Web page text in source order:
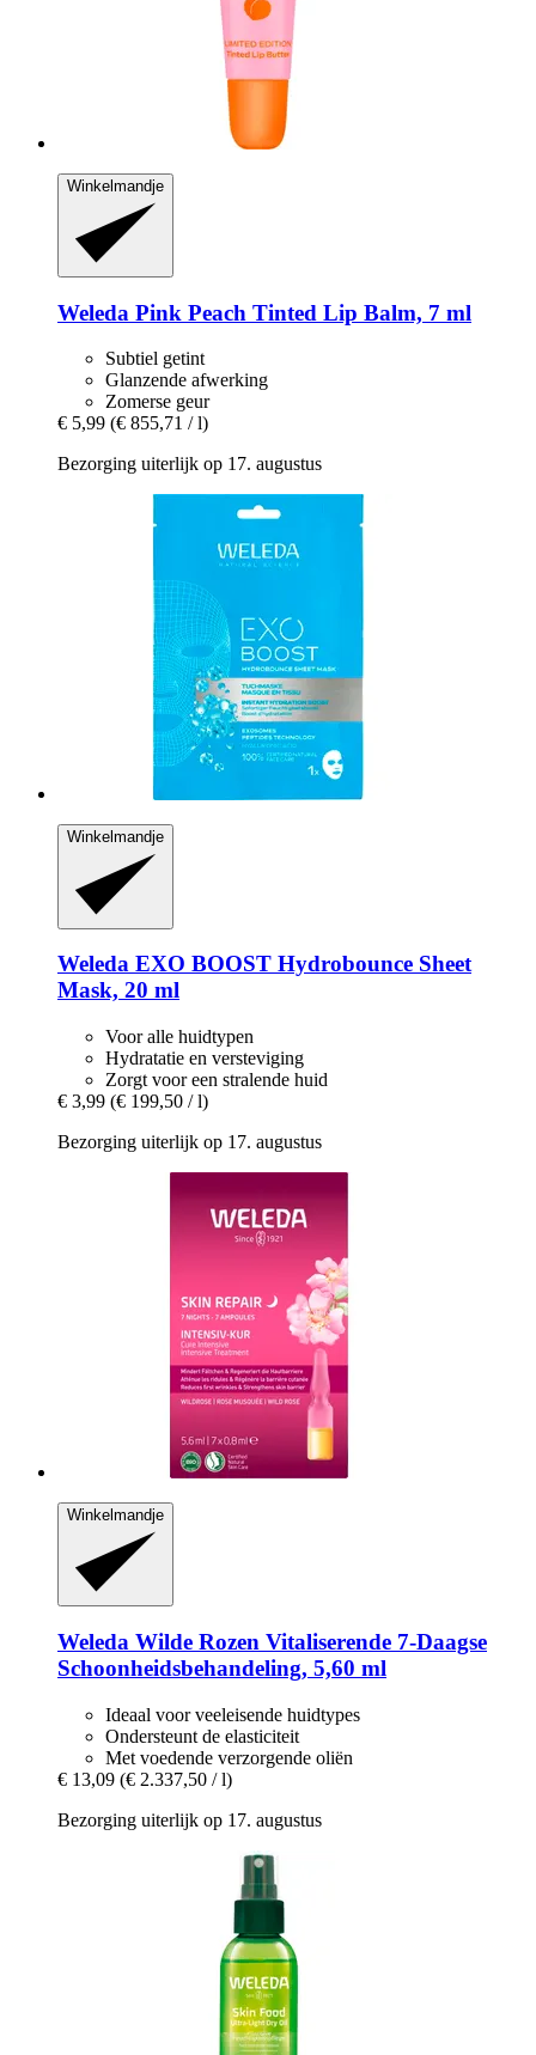
Winkelmandje
Weleda Pink Peach Tinted Lip Balm, 7 ml
Subtiel getint
Glanzende afwerking
Zomerse geur
€ 5,99 (€ 855,71 / l)
Bezorging uiterlijk op 17. augustus
Winkelmandje
Weleda EXO BOOST Hydrobounce Sheet
Mask, 20 ml
Voor alle huidtypen
Hydratatie en versteviging
Zorgt voor een stralende huid
€ 3,99 (€ 199,50 / l)
Bezorging uiterlijk op 17. augustus
Winkelmandje
Weleda Wilde Rozen Vitaliserende 7-​Daagse
Schoonheidsbehandeling, 5,60 ml
Ideaal voor veeleisende huidtypes
Ondersteunt de elasticiteit
Met voedende verzorgende oliën
€ 13,09 (€ 2.337,50 / l)
Bezorging uiterlijk op 17. augustus